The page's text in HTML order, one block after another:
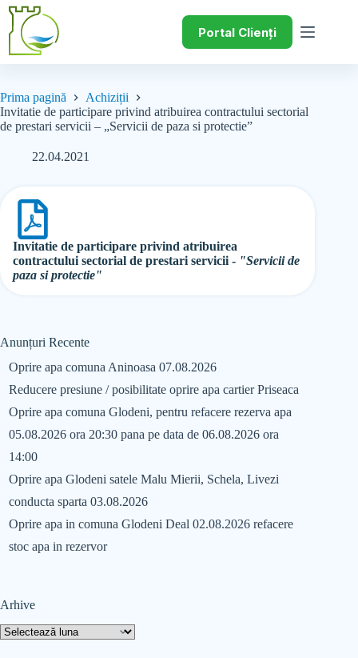
Portal Clienți
Prima pagină
Achiziții
Invitatie de participare privind atribuirea contractului sectorial
de prestari servicii – „Servicii de paza si protectie”
22.04.2021
Invitatie de participare privind atribuirea
contractului sectorial de prestari servicii - "Servicii de
paza si protectie"
Anunțuri Recente
Oprire apa comuna Aninoasa 07.08.2026
Reducere presiune / posibilitate oprire apa cartier Priseaca
Oprire apa comuna Glodeni, pentru refacere rezerva apa
05.08.2026 ora 20:30 pana pe data de 06.08.2026 ora
14:00
Oprire apa Glodeni satele Malu Mierii, Schela, Livezi
conducta sparta 03.08.2026
Oprire apa in comuna Glodeni Deal 02.08.2026 refacere
stoc apa in rezervor
Arhive